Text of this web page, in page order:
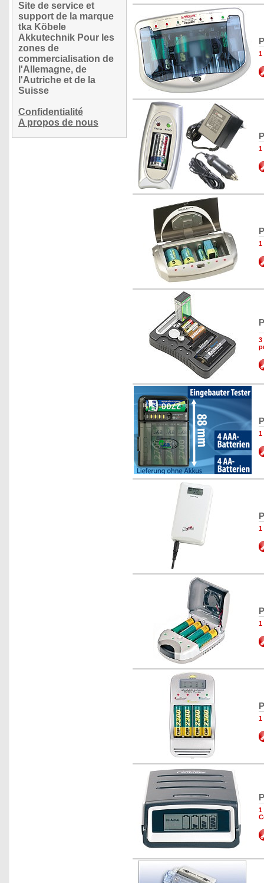
Site de service et
support de la marque
tka Köbele
Akkutechnik Pour les
zones de
commercialisation de
l'Allemagne, de
l'Autriche et de la
Suisse
Confidentialité
A propos de nous
1
1
1
3
1
1
1
1
1